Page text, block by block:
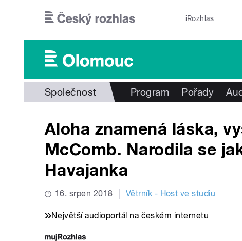
iRozhlas
Společnost Program Pořady
Aloha znamená láska,
McComb. Narodila se
Havajanka
16. srpen 2018 Větrník - Host ve studiu
Největší audioportál na českém internetu